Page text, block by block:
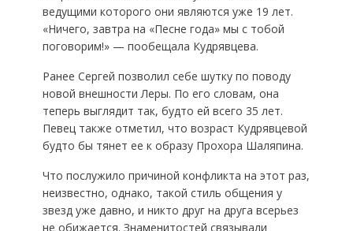
ведущими которого они являются уже 19 лет.
«Ничего, завтра на «Песне года» мы с тобой
поговорим!» — пообещала Кудрявцева.
Ранее Сергей позволил себе шутку по поводу
новой внешности Леры. По его словам, она
теперь выглядит так, будто ей всего 35 лет.
Певец также отметил, что возраст Кудрявцевой
будто бы тянет ее к образу Прохора Шаляпина.
Что послужило причиной конфликта на этот раз,
неизвестно, однако, такой стиль общения у
звезд уже давно, и никто друг на друга всерьез
не обижается. Знаменитостей связывали